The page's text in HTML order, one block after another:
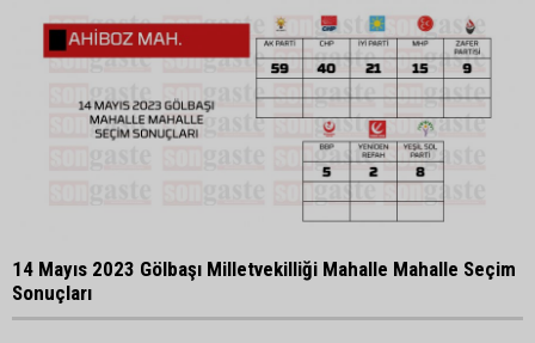
14 Mayıs 2023 Gölbaşı Milletvekilliği Mahalle Mahalle Seçim
Sonuçları